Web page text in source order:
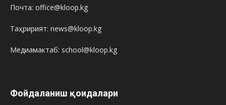
Почта: office@kloop.kg
Таҳририят: news@kloop.kg
Медиамактаб: school@kloop.kg
Фойдаланиш қоидалари